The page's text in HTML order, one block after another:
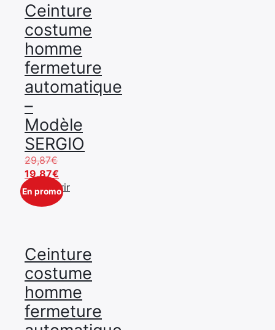
Ceinture
costume
homme
fermeture
automatique
–
Modèle
SERGIO
29,87€Le
prix
initial
était :
19,87€
prix
actuel
Découvrir
En promo
Ceinture
costume
homme
fermeture